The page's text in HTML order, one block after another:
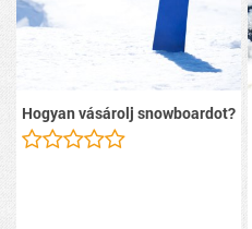
Hogyan vásárolj snowboardot?